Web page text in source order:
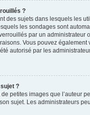
?
des sujets dans lesquels les
les sondages sont
par un administrateur
Vous pouvez également
autorisé par les
?
petites images que l’auteur
sujet. Les administrateurs